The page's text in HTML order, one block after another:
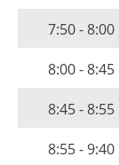
7:50 - 8:00
8:00 - 8:45
8:45 - 8:55
8:55 - 9:40